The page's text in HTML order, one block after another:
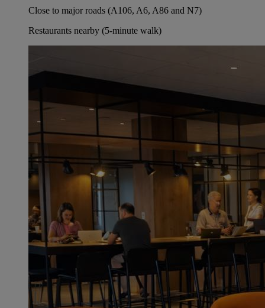
Close to major roads (A106, A6, A86 and N7)
Restaurants nearby (5-minute walk)